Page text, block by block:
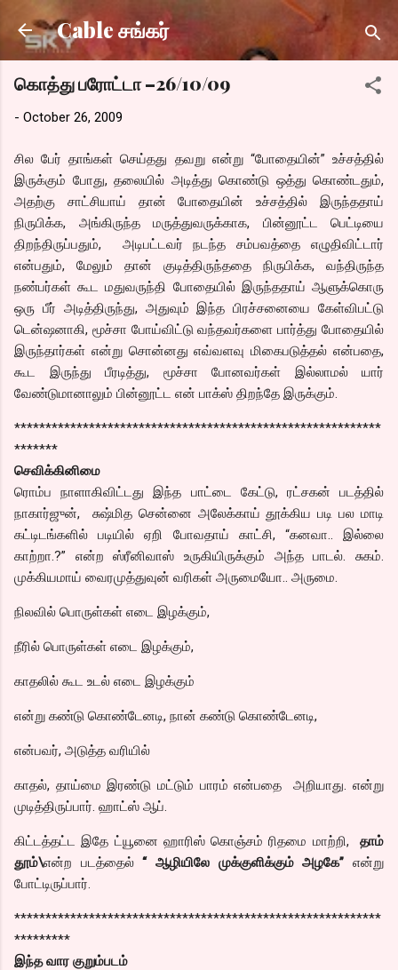
Skip to main content
Cable சங்கர்
கொத்து பரோட்டா –26/10/09
- October 26, 2009
சில பேர் தாங்கள் செய்தது தவறு என்று “போதையின்” உச்சத்தில்
இருக்கும் போது, தலையில் அடித்து கொண்டு ஒத்து கொண்டதும்,
அதற்கு சாட்சியாய் தான் போதையின் உச்சத்தில் இருந்ததாய்
நிருபிக்க, அங்கிருந்த மருத்துவருக்காக, பின்னூட்ட பெட்டியை
திறந்திருப்பதும், அடிபட்டவர் நடந்த சம்பவத்தை எழுதிவிட்டார்
என்பதும், மேலும் தான் குடித்திருந்ததை நிருபிக்க, வந்திருந்த
நண்பர்கள் கூட மதுவருந்தி போதையில் இருந்ததாய் ஆளுக்கொரு
ஒரு பீர் அடித்திருந்து, அதுவும் இந்த பிரச்சனையை கேள்விபட்டு
டென்ஷனாகி, மூச்சா போய்விட்டு வந்தவர்களை பார்த்து போதையில்
இருந்தார்கள் என்று சொன்னது எவ்வளவு மிகைபடுத்தல் என்பதை,
கூட இருந்து பீரடித்து, மூச்சா போனவர்கள் இல்லாமல் யார்
வேண்டுமானாலும் பின்னூட்ட என் பாக்ஸ் திறந்தே இருக்கும்.
***********************************************************
*******
செவிக்கினிமை
ரொம்ப நாளாகிவிட்டது இந்த பாட்டை கேட்டு, ரட்சகன் படத்தில்
நாகார்ஜுன், சுஷ்மித சென்னை அலேக்காய் தூக்கிய படி பல மாடி
கட்டிடங்களில் படியில் ஏறி போவதாய் காட்சி, “கனவா.. இல்லை
காற்றா.?” என்ற ஸ்ரீனிவாஸ் உருகியிருக்கும் அந்த பாடல். சுகம்.
முக்கியமாய் வைரமுத்துவுன் வரிகள் அருமையோ.. அருமை.
நிலவில் பொருள்கள் எடை இழக்கும்,
நீரில் பொருள்கள் எடை இழக்கும்,
காதலில் கூட உடல் எடை இழக்கும்
என்று கண்டு கொண்டேனடி, நான் கண்டு கொண்டேனடி,
என்பவர், அடுத்த வரியில்
காதல், தாய்மை இரண்டு மட்டும் பாரம் என்பதை அறியாது. என்று
முடித்திருப்பார். ஹாட்ஸ் ஆப்.
கிட்டத்தட்ட இதே ட்யூனை ஹாரிஸ் கொஞ்சம் ரிதமை மாற்றி, தாம்
தூம்\என்ற படத்தைல்“ ஆழியிலே முக்குளிக்கும் அழகே” என்று
போட்டிருப்பார்.
***********************************************************
*********
இந்த வார குறும்படம்